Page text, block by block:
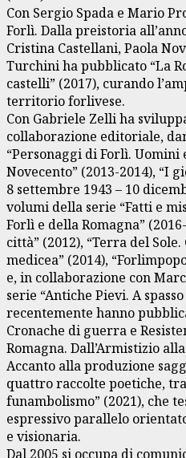
Con Sergio Spada e Mario
Forlì. Dalla preistoria
Cristina Castellani, Paola
Turchini ha pubblicato “La
castelli” (2017), curando
territorio forlivese.
Con Gabriele Zelli ha
collaborazione editoriale,
“Personaggi di Forlì. Uomini
Novecento” (2013-2014), “I
8 settembre 1943 – 10
volumi della serie “Fatti e
Forlì e della Romagna”
città” (2012), “Terra del
medicea” (2014),
e, in collaborazione con
serie “Antiche Pievi. A
recentemente hanno
Cronache di guerra e
Romagna. Dall’Armistizio
Accanto alla produzione
quattro raccolte poetiche,
funambolismo” (2021), che
espressivo parallelo
e visionaria.
Dal 2005 si occupa di